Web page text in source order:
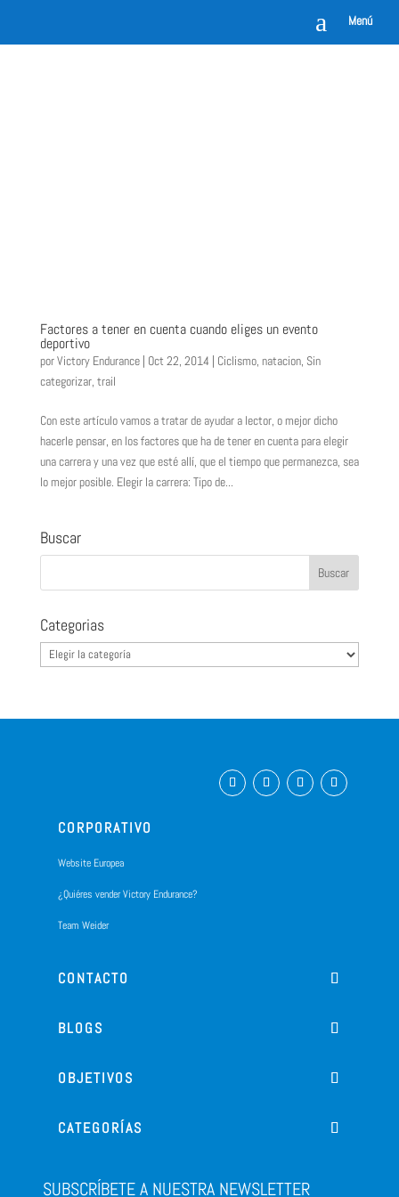
a Menú
Factores a tener en cuenta cuando eliges un evento
deportivo
porVictory Endurance| Oct 22, 2014 | Ciclismo, natacion, Sin
categorizar, trail
Con este artículo vamos a tratar de ayudar a lector, o mejor dicho
hacerle pensar, en los factores que ha de tener en cuenta para elegir
una carrera y una vez que esté allí, que el tiempo que permanezca, sea
lo mejor posible. Elegir la carrera: Tipo de...
Buscar
Categorias
Categorias
CORPORATIVO
Website Europea
¿Quiéres vender Victory Endurance?
Team Weider
CONTACTO
BLOGS
OBJETIVOS
CATEGORÍAS
SUBSCRÍBETE A NUESTRA NEWSLETTER